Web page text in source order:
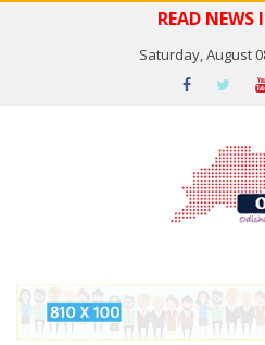
READ NEWS IN
Saturday, August